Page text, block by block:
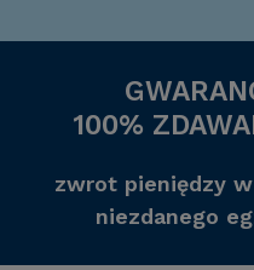
100%
zwrot pieniędzy
niezdanego